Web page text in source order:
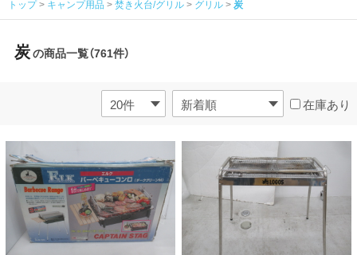
トップ キャンプ用品 焚き火台/グリル グリル 炭
炭の商品一覧（761件）
在庫あり